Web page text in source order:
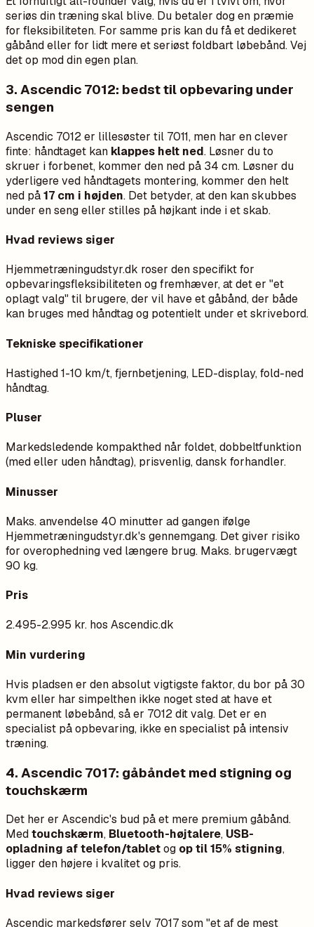
seriøs din træning skal blive. Du betaler dog en præmie
for fleksibiliteten. For samme pris kan du få et dedikeret
gåbånd eller for lidt mere et seriøst foldbart løbebånd. Vej
det op mod din egen plan.
3. Ascendic 7012: bedst til opbevaring under
sengen
Ascendic 7012 er lillesøster til 7011, men har en clever
finte: håndtaget kan klappes helt ned. Løsner du to
skruer i forbenet, kommer den ned på 34 cm. Løsner du
yderligere ved håndtagets montering, kommer den helt
ned på17 cm i højden. Det betyder, at den kan skubbes
under en seng eller stilles på højkant inde i et skab.
Hvad reviews siger
Hjemmetræningudstyr.dk roser den specifikt for
opbevaringsfleksibiliteten og fremhæver, at det er "et
oplagt valg" til brugere, der vil have et gåbånd, der både
kan bruges med håndtag og potentielt under et skrivebord.
Tekniske specifikationer
Hastighed 1-10 km/t, fjernbetjening, LED-display, fold-ned
håndtag.
Pluser
Markedsledende kompakthed når foldet, dobbeltfunktion
(med eller uden håndtag), prisvenlig, dansk forhandler.
Minusser
Maks. anvendelse 40 minutter ad gangen ifølge
Hjemmetræningudstyr.dk's gennemgang. Det giver risiko
for overophedning ved længere brug. Maks. brugervægt
90 kg.
Pris
2.495-2.995 kr. hos Ascendic.dk
Min vurdering
Hvis pladsen er den absolut vigtigste faktor, du bor på 30
kvm eller har simpelthen ikke noget sted at have et
permanent løbebånd, så er 7012 dit valg. Det er en
specialist på opbevaring, ikke en specialist på intensiv
træning.
4. Ascendic 7017: gåbåndet med stigning og
touchskærm
Det her er Ascendic's bud på et mere premium gåbånd.
Medtouchskærm, Bluetooth-højtalere, USB-
opladning af telefon/tabletog op til 15% stigning,
ligger den højere i kvalitet og pris.
Hvad reviews siger
Ascendic markedsfører selv 7017 som "et af de mest